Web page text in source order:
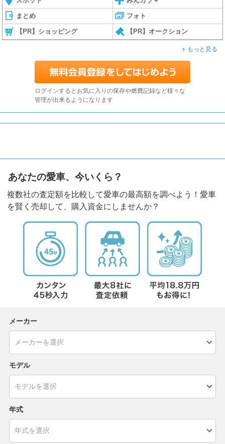
まとめ フォト
【PR】ショッピング 【PR】オークション
もっと見る
ログインするとお気に入りの保存や燃費記録など様々な
管理が出来るようになります
あなたの愛車、今いくら？
複数社の査定額を比較して愛車の最高額を調べよう！愛車
を賢く売却して、購入資金にしませんか？
メーカー
モデル
年式